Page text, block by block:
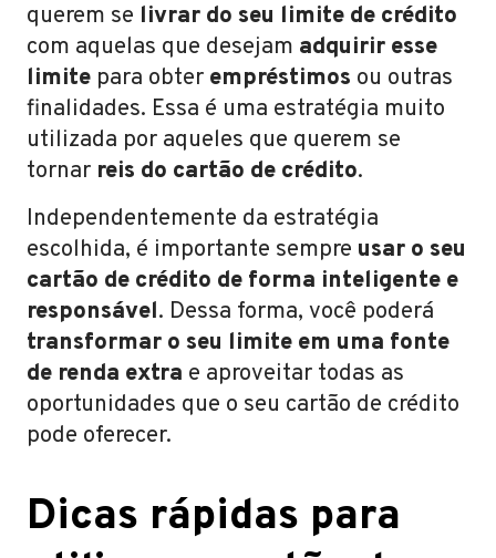
querem se livrar do seu limite de crédito
com aquelas que desejam adquirir esse
limite para obter empréstimos ou outras
finalidades. Essa é uma estratégia muito
utilizada por aqueles que querem se
tornar reis do cartão de crédito.
Independentemente da estratégia
escolhida, é importante sempre usar o seu
cartão de crédito de forma inteligente e
responsável. Dessa forma, você poderá
transformar o seu limite em uma fonte
de renda extra e aproveitar todas as
oportunidades que o seu cartão de crédito
pode oferecer.
Dicas rápidas para